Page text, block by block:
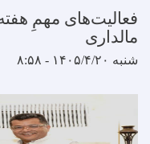
مهمِ هفته وار